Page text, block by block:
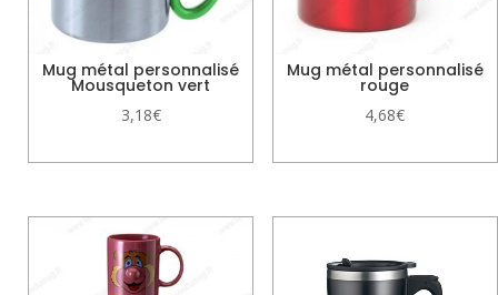
Mug métal personnalisé
Mousqueton vert
3,18€
Mug métal personnalisé
rouge
4,68€